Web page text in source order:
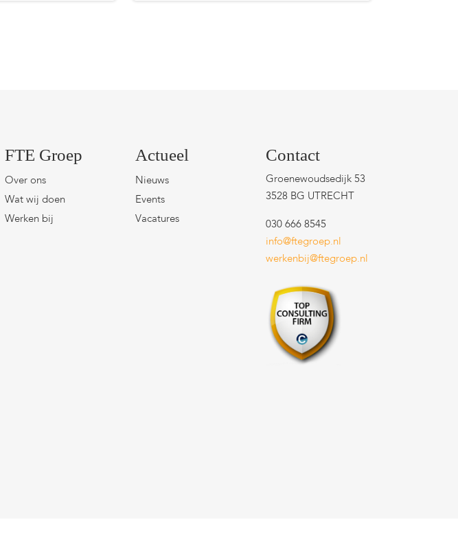
FTE Groep
Over ons
Wat wij doen
Werken bij
Actueel
Nieuws
Events
Vacatures
Contact
Groenewoudsedijk 53
3528 BG UTRECHT
030 666 8545
info@ftegroep.nl
werkenbij@ftegroep.nl